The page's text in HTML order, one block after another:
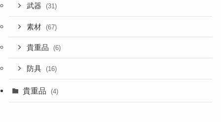
武器 (31)
素材 (67)
貴重品 (6)
防具 (16)
貴重品 (4)